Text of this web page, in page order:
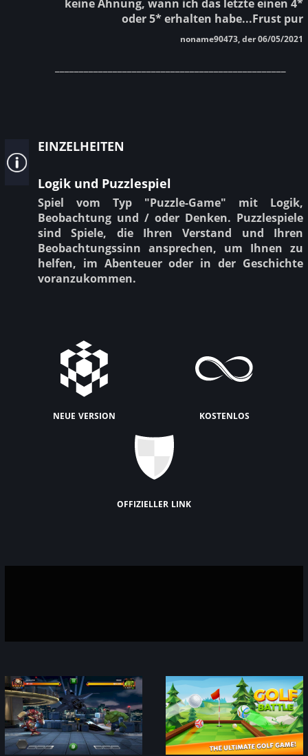
keine Ahnung, wann ich das letzte einen 4*
oder 5* erhalten habe...Frust pur
noname90473, der 06/05/2021
einzelheiten
Logik und Puzzlespiel
Spiel vom Typ "Puzzle-Game" mit Logik,
Beobachtung und / oder Denken. Puzzlespiele
sind Spiele, die Ihren Verstand und Ihren
Beobachtungssinn ansprechen, um Ihnen zu
helfen, im Abenteuer oder in der Geschichte
voranzukommen.
neue version kostenlos
offizieller link